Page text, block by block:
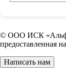
© ООО ИСК
предоставленная
Написать нам